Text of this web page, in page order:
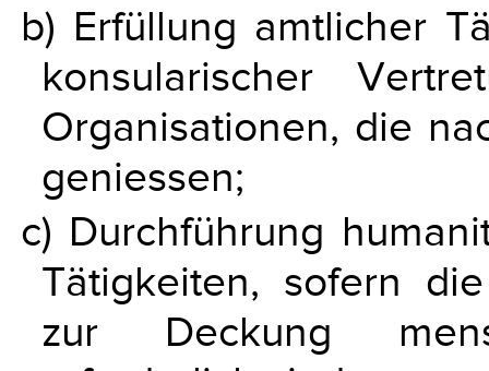
b) Erfüllung amtlicher
konsularischer
Organisationen, die
geniessen;
c) Durchführung
Tätigkeiten, sofern
zur Deckung